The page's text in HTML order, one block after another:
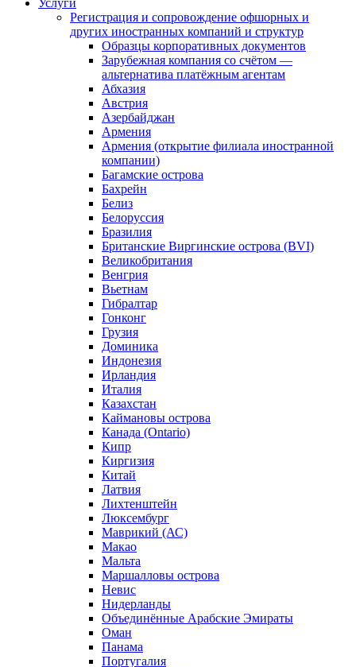
Услуги
Регистрация и сопровождение офшорных и
других иностранных компаний и структур
Образцы корпоративных документов
Зарубежная компания со счётом —
альтернатива платёжным агентам
Абхазия
Австрия
Азербайджан
Армения
Армения (открытие филиала иностранной
компании)
Багамские острова
Бахрейн
Белиз
Белоруссия
Бразилия
Британские Виргинские острова (BVI)
Великобритания
Венгрия
Вьетнам
Гибралтар
Гонконг
Грузия
Доминика
Индонезия
Ирландия
Италия
Казахстан
Каймановы острова
Канада (Ontario)
Кипр
Киргизия
Китай
Латвия
Лихтенштейн
Люксембург
Маврикий (АС)
Макао
Мальта
Маршалловы острова
Нeвис
Нидерланды
Объединённые Арабские Эмираты
Оман
Панама
Португалия